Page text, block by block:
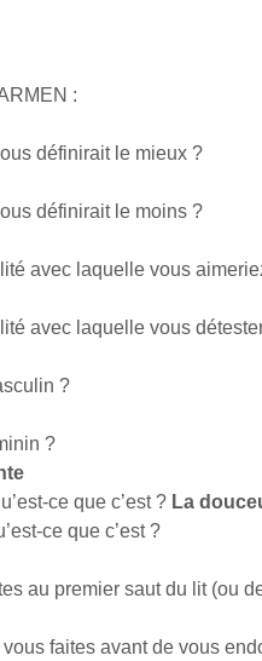
:
définirait le mieux ?
définirait le moins ?
avec laquelle vous
avec laquelle vous
?
?
ce que c’est ? La
ce que c’est ?
au premier saut du lit (ou
faites avant de vous